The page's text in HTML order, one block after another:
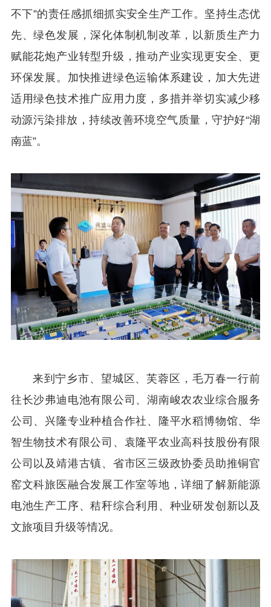
不下”的责任感抓细抓实安全生产工作。坚持生态优
先、绿色发展，深化体制机制改革，以新质生产力
赋能花炮产业转型升级，推动产业实现更安全、更
环保发展。加快推进绿色运输体系建设，加大先进
适用绿色技术推广应用力度，多措并举切实减少移
动源污染排放，持续改善环境空气质量，守护好“湖
南蓝”。
来到宁乡市、望城区、芙蓉区，毛万春一行前
往长沙弗迪电池有限公司、湖南峻农农业综合服务
公司、兴隆专业种植合作社、隆平水稻博物馆、华
智生物技术有限公司、袁隆平农业高科技股份有限
公司以及靖港古镇、省市区三级政协委员助推铜官
窑文科旅医融合发展工作室等地，详细了解新能源
电池生产工序、秸秆综合利用、种业研发创新以及
文旅项目升级等情况。